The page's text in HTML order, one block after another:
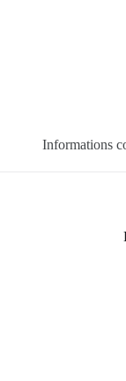
Informations